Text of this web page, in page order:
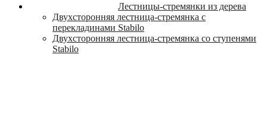
Лестницы-стремянки из дерева
Двухсторонняя лестница-стремянка с
перекладинами Stabilo
Двухсторонняя лестница-стремянка со ступенями
Stabilo